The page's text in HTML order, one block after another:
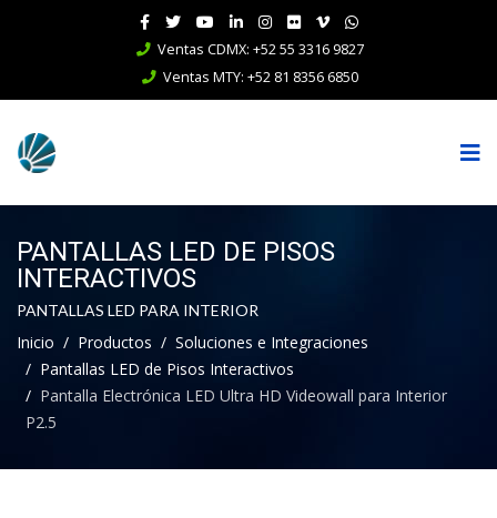
Ventas CDMX: +52 55 3316 9827
Ventas MTY: +52 81 8356 6850
PANTALLAS LED DE PISOS
INTERACTIVOS
PANTALLAS LED PARA INTERIOR
Inicio Productos
Soluciones e Integraciones
Pantallas LED de Pisos Interactivos
Pantalla Electrónica LED Ultra HD Videowall para Interior
P2.5